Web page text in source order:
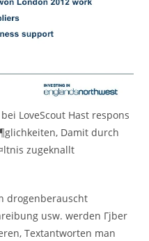
LoveScout Hast respons
Damit durch
zugeknallt
drogenberauscht
usw. werden Гјber
Textantworten man